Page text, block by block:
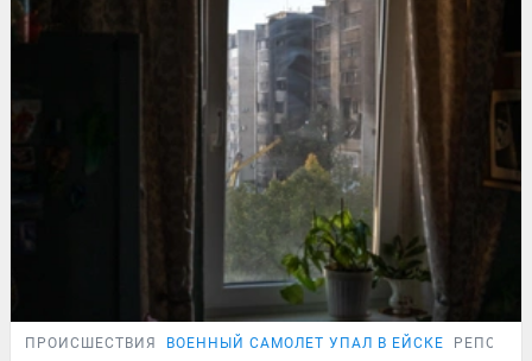
ПРОИСШЕСТВИЯ ВОЕННЫЙ САМОЛЕТ УПАЛ В ЕЙСКЕ